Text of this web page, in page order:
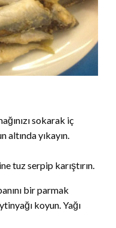
sokarak iç
altında yıkayın.
tuz serpip karıştırın.
bir parmak
koyun. Yağı